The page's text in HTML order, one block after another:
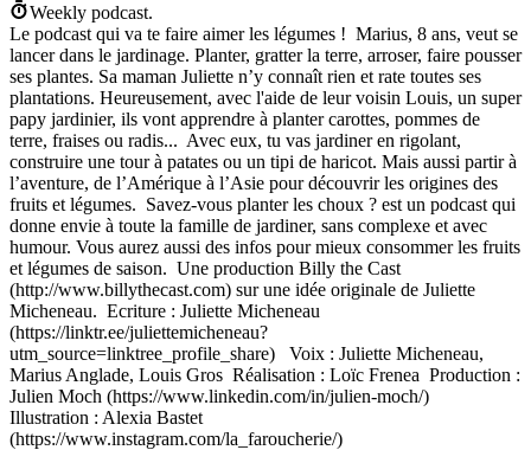
Weekly podcast.
Le podcast qui va te faire aimer les légumes ! Marius, 8 ans, veut se
lancer dans le jardinage. Planter, gratter la terre, arroser, faire pousser
ses plantes. Sa maman Juliette n’y connaît rien et rate toutes ses
plantations. Heureusement, avec l'aide de leur voisin Louis, un super
papy jardinier, ils vont apprendre à planter carottes, pommes de
terre, fraises ou radis... Avec eux, tu vas jardiner en rigolant,
construire une tour à patates ou un tipi de haricot. Mais aussi partir à
l’aventure, de l’Amérique à l’Asie pour découvrir les origines des
fruits et légumes. Savez-vous planter les choux ? est un podcast qui
donne envie à toute la famille de jardiner, sans complexe et avec
humour. Vous aurez aussi des infos pour mieux consommer les fruits
et légumes de saison. Une production Billy the Cast
(http://www.billythecast.com) sur une idée originale de Juliette
Micheneau. Ecriture : Juliette Micheneau
(https://linktr.ee/juliettemicheneau?
utm_source=linktree_profile_share) Voix : Juliette Micheneau,
Marius Anglade, Louis Gros Réalisation : Loïc Frenea Production :
Julien Moch (https://www.linkedin.com/in/julien-moch/)
Illustration : Alexia Bastet
(https://www.instagram.com/la_faroucherie/)